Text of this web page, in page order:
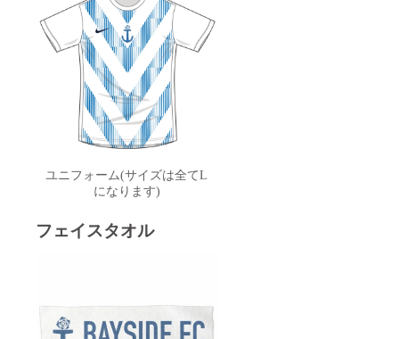
ユニフォーム(サイズは全てL
になります)
フェイスタオル